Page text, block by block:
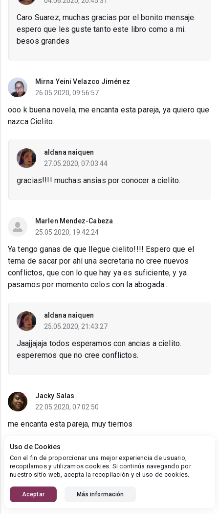
Caro Suarez, muchas gracias por el bonito mensaje.
espero que les guste tanto este libro como a mi.
besos grandes
Mirna Yeini Velazco Jiménez
26.05.2020, 09:56:57
ooo k buena novela, me encanta esta pareja, ya quiero que
nazca Cielito.
aldana naiquen
27.05.2020, 07:03:44
gracias!!!! muchas ansias por conocer a cielito.
Marlen Mendez-Cabeza
25.05.2020, 19:42:24
Ya tengo ganas de que llegue cielito!!!! Espero que el
tema de sacar por ahí una secretaria no cree nuevos
conflictos, que con lo que hay ya es suficiente, y ya
pasamos por momento celos con la abogada...
aldana naiquen
25.05.2020, 21:43:27
Jaajjajaja todos esperamos con ancias a cielito.
esperemos que no cree conflictos.
Jacky Salas
22.05.2020, 07:02:50
me encanta esta pareja, muy tiernos
aldana naiquen
22.05.2020, 09:50:55
Uso de Cookies
Con el fin de proporcionar una mejor experiencia de usuario,
recopilamos y utilizamos cookies. Si continúa navegando por
nuestro sitio web, acepta la recopilación y el uso de cookies.
Aceptar Más información